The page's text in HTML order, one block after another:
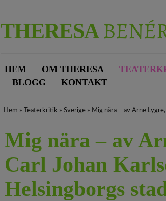
THERESA
HEM OM THERESA
BLOGG
KONTAKT
Hem » Teaterkritik »Sverige » Mig nära – av Arne
Mig nära – av
Carl Johan
Helsingborgs